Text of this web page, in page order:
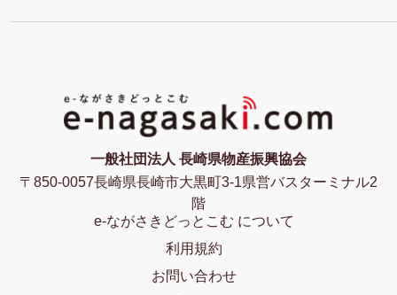
一般社団法人 長崎県物産振興協会
〒850-0057長崎県長崎市大黒町3-1県営バスターミナル2
階
e-ながさきどっとこむ について
利用規約
お問い合わせ